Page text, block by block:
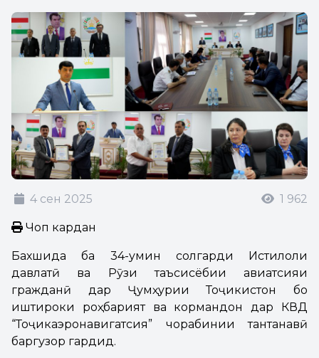
4 сен 2025 1 962
Чоп кардан
Бахшида ба 34-умин солгарди Истиқлоли
давлатӣ ва Рӯзи таъсисёбии авиатсияи
гражданӣ дар Ҷумҳурии Тоҷикистон бо
иштироки роҳбарият ва кормандон дар КВД
“Тоҷикаэронавигатсия” чорабинии тантанавӣ
баргузор гардид.